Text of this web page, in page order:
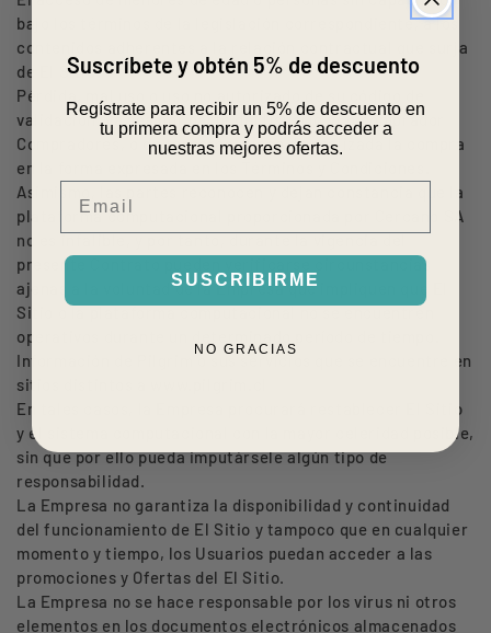
bajo los términos de la legislación correspondiente, a los
contenidos adherentes a la relación contractual que surja
de El Sitio.
Pérdida, mal uso o uso no autorizado de su código de
validación, ya sea por parte del Usuario y/ o comprador
Compradores, o de terceros, luego de realizada la compra
en la forma expresada en los Términos y Condiciones.
Asimismo, las partes reconocen y dejan constancia que la
plataforma computacional proporcionada por Cercano SA
no es infalible, y por tanto, durante la vigencia del
presente Contrato pueden verificarse circunstancias
ajenas a la voluntad de la Empresa que impliquen que El
Sitio o la plataforma computacional no se encuentren
operativos durante un determinado período de tiempo.
Información de Pilgrim o sus servicios que se encuentre en
sitios distintos a www.pilgrim.cl
En tales casos, la Empresa procurará restablecer El Sitio
y el sistema computacional con la mayor celeridad posible,
sin que por ello pueda imputársele algún tipo de
responsabilidad.
La Empresa no garantiza la disponibilidad y continuidad
del funcionamiento de El Sitio y tampoco que en cualquier
momento y tiempo, los Usuarios puedan acceder a las
promociones y Ofertas del El Sitio.
La Empresa no se hace responsable por los virus ni otros
elementos en los documentos electrónicos almacenados
Suscríbete y obtén 5% de descuento
Regístrate para recibir un 5% de descuento en
tu primera compra y podrás acceder a
nuestras mejores ofertas.
SUSCRIBIRME
NO GRACIAS